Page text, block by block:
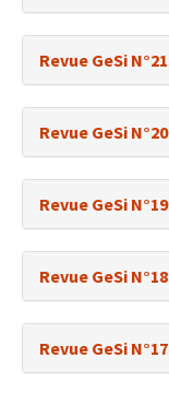
Revue GeSi N°21
Revue GeSi N°20
Revue GeSi N°19
Revue GeSi N°18
Revue GeSi N°17